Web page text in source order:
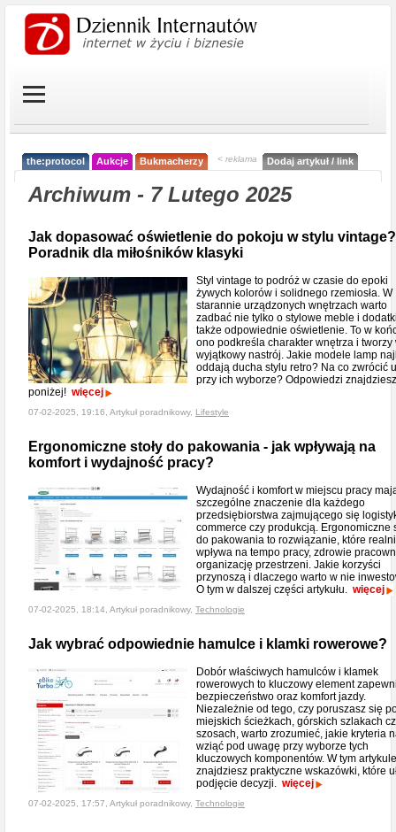
the:protocol Aukcje Bukmacherzy < reklama Dodaj artykuł / link
Archiwum - 7 Lutego 2025
Jak dopasować oświetlenie do pokoju w stylu vintage?
Poradnik dla miłośników klasyki
Styl vintage to podróż w czasie do epoki
żywych kolorów i solidnego rzemiosła. W
starannie urządzonych wnętrzach warto
zadbać nie tylko o stylowe meble i
także odpowiednie oświetlenie. To w
ono podkreśla charakter wnętrza i tworzy
wyjątkowy nastrój. Jakie modele lamp
oddają ducha stylu retro? Na co zwrócić
przy ich wyborze? Odpowiedzi znajdziesz
poniżej! więcej
07-02-2025, 19:16, Artykuł poradnikowy, Lifestyle
Ergonomiczne stoły do pakowania - jak wpływają na
komfort i wydajność pracy?
Wydajność i komfort w miejscu pracy
szczególne znaczenie dla każdego
przedsiębiorstwa zajmującego się
commerce czy produkcją. Ergonomiczne
do pakowania to rozwiązanie, które
wpływa na tempo pracy, zdrowie
organizację przestrzeni. Jakie korzyści
przynoszą i dlaczego warto w nie
O tym w dalszej części artykułu. więcej
07-02-2025, 18:14, Artykuł poradnikowy, Technologie
Jak wybrać odpowiednie hamulce i klamki rowerowe?
Dobór właściwych hamulców i klamek
rowerowych to kluczowy element
bezpieczeństwo oraz komfort jazdy.
Niezależnie od tego, czy poruszasz się
miejskich ścieżkach, górskich szlakach
szosach, warto zrozumieć, jakie kryteria
wziąć pod uwagę przy wyborze tych
kluczowych komponentów. W tym artykule
znajdziesz praktyczne wskazówki, które
podjęcie decyzji. więcej
07-02-2025, 17:57, Artykuł poradnikowy, Technologie